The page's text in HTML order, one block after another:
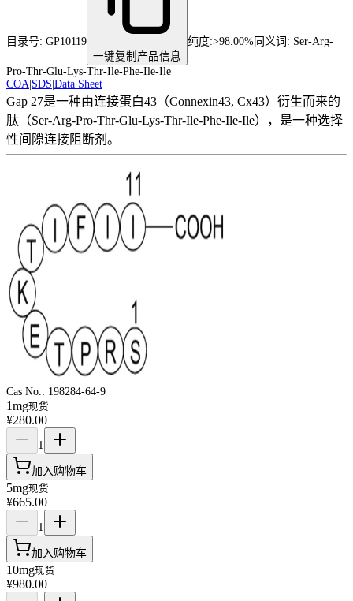
目录号: GP10119
一键复制产品信息
纯度:>98.00% 同义词: Ser-Arg-
Pro-Thr-Glu-Lys-Thr-Ile-Phe-Ile-Ile
COA SDS Data Sheet
Gap 27是一种由连接蛋白43（Connexin43, Cx43）衍生而来的
肽（Ser-Arg-Pro-Thr-Glu-Lys-Thr-Ile-Phe-Ile-Ile），是一种选择
性间隙连接阻断剂。
Cas No.: 198284-64-9
1mg现货
¥280.00
1
加入购物车
5mg现货
¥665.00
1
加入购物车
10mg现货
¥980.00